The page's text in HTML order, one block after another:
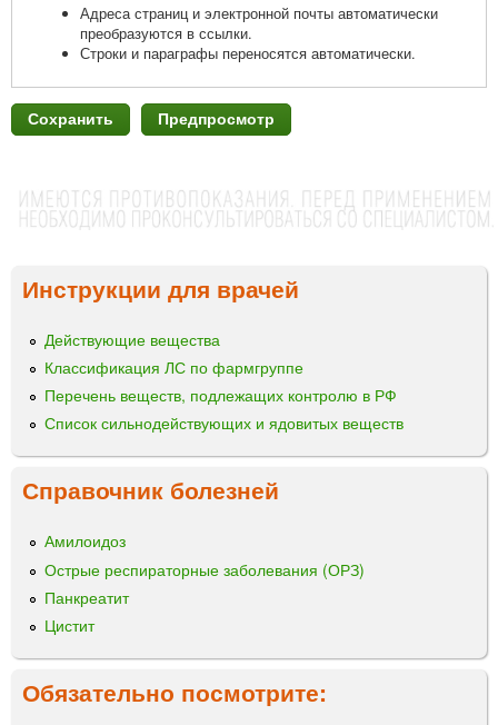
Адреса страниц и электронной почты автоматически
преобразуются в ссылки.
Строки и параграфы переносятся автоматически.
Инструкции для врачей
Действующие вещества
Классификация ЛС по фармгруппе
Перечень веществ, подлежащих контролю в РФ
Список сильнодействующих и ядовитых веществ
Справочник болезней
Амилоидоз
Острые респираторные заболевания (ОРЗ)
Панкреатит
Цистит
Обязательно посмотрите: